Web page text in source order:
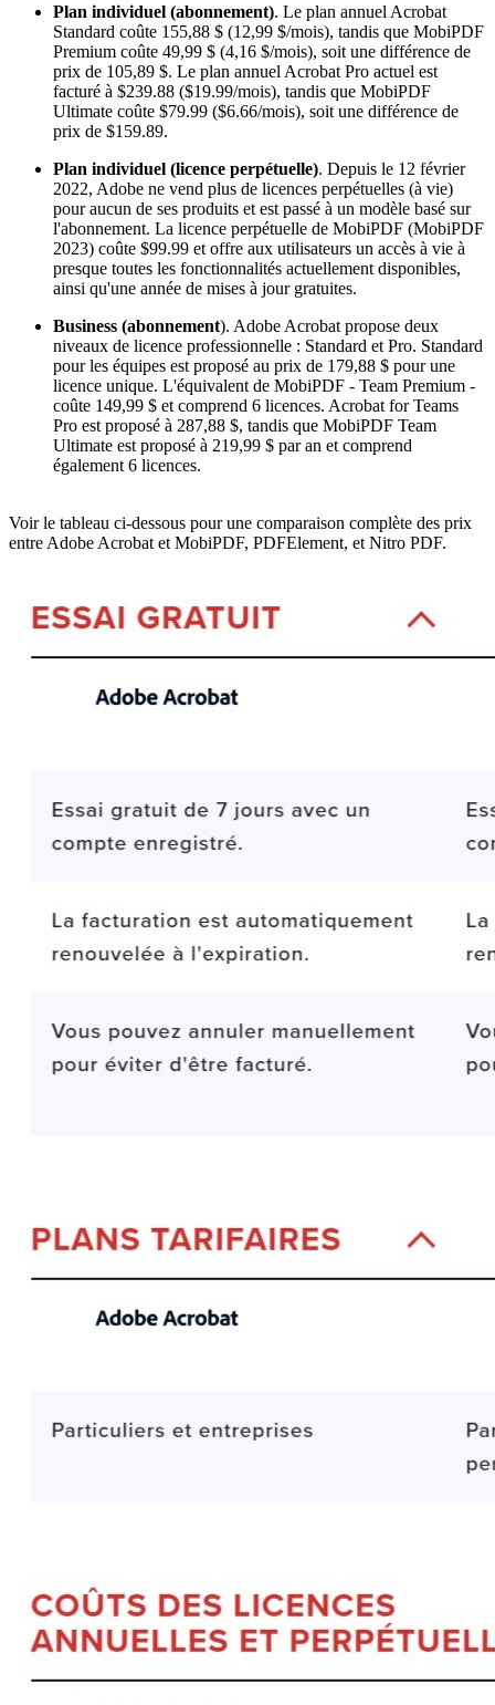
Plan individuel (abonnement). Le plan annuel Acrobat
Standard coûte 155,88 $ (12,99 $/mois), tandis que MobiPDF
Premium coûte 49,99 $ (4,16 $/mois), soit une différence de
prix de 105,89 $. Le plan annuel Acrobat Pro actuel est
facturé à $239.88 ($19.99/mois), tandis que MobiPDF
Ultimate coûte $79.99 ($6.66/mois), soit une différence de
prix de $159.89.
Plan individuel (licence perpétuelle). Depuis le 12 février
2022, Adobe ne vend plus de licences perpétuelles (à vie)
pour aucun de ses produits et est passé à un modèle basé sur
l'abonnement. La licence perpétuelle de MobiPDF (MobiPDF
2023) coûte $99.99 et offre aux utilisateurs un accès à vie à
presque toutes les fonctionnalités actuellement disponibles,
ainsi qu'une année de mises à jour gratuites.
Business (abonnement). Adobe Acrobat propose deux
niveaux de licence professionnelle : Standard et Pro. Standard
pour les équipes est proposé au prix de 179,88 $ pour une
licence unique. L'équivalent de MobiPDF - Team Premium -
coûte 149,99 $ et comprend 6 licences. Acrobat for Teams
Pro est proposé à 287,88 $, tandis que MobiPDF Team
Ultimate est proposé à 219,99 $ par an et comprend
également 6 licences.
Voir le tableau ci-dessous pour une comparaison complète des prix
entre Adobe Acrobat et MobiPDF, PDFElement, et Nitro PDF.